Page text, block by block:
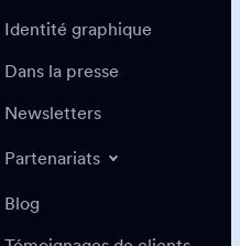
Identité graphique
Dans la presse
Newsletters
Partenariats
Blog